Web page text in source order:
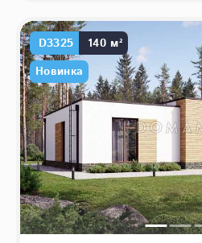
D3325
140 м²
Новинка